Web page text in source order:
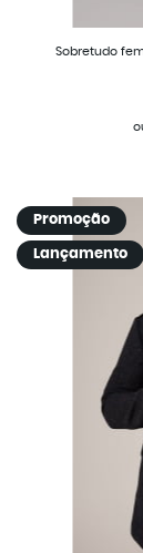
Sobretudo
Promoção
Lançamento